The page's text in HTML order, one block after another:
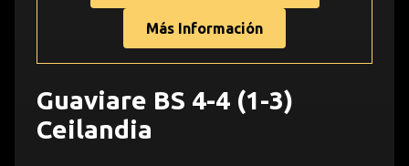
Más Información
Guaviare BS 4-4 (1-3)
Ceilandia